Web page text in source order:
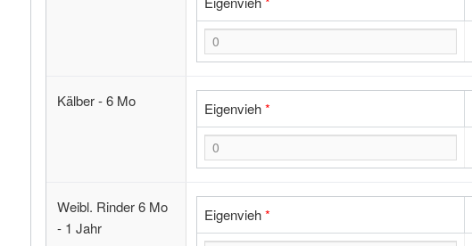
Kälber - 6 Mo Eigenvieh*
Weibl. Rinder 6 Mo
- 1 Jahr
Eigenvieh*